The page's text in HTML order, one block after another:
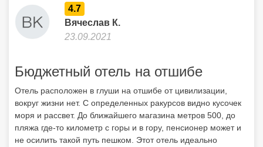
4.7
Вячеслав К.
23.09.2021
Бюджетный отель на отшибе
Отель расположен в глуши на отшибе от цивилизации,
вокруг жизни нет. С определенных ракурсов видно кусочек
моря и рассвет. До ближайшего магазина метров 500, до
пляжа где-то километр с горы и в гору, пенсионер может и
не осилить такой путь пешком. Этот отель идеально